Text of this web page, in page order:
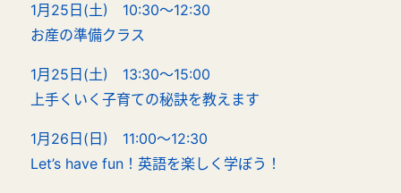
1月25日(土) 10:30～12:30
お産の準備クラス
1月25日(土) 13:30～15:00
上手くいく子育ての秘訣を教えます
1月26日(日) 11:00～12:30
Let’s have fun！英語を楽しく学ぼう！